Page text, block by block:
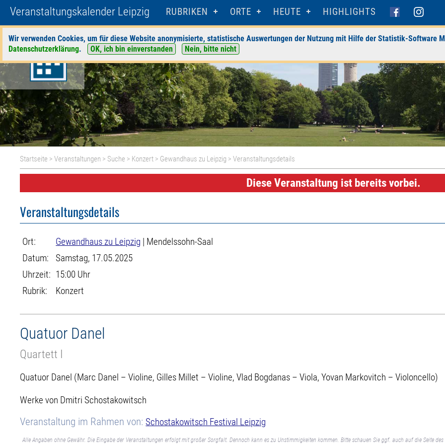
Veranstaltungskalender Leipzig RUBRIKEN ORTE HEUTE HIGHLIGHTS
Wir verwenden Cookies, um für diese Website anonymisierte, statistische Auswertungen der Nutzung mit Hilfe der Statistik-Software
Datenschutzerklärung. OK, ich bin einverstanden Nein, bitte nicht
Startseite >Veranstaltungen > Suche > Konzert > Gewandhaus zu Leipzig > Veranstaltungsdetails
Diese Veranstaltung ist bereits vorbei.
Veranstaltungsdetails
Ort: Gewandhaus zu Leipzig | Mendelssohn-Saal
Datum:
Samstag, 17.05.2025
Uhrzeit: 15:00 Uhr
Rubrik:
Konzert
Quatuor Danel
Quartett I
Quatuor Danel (Marc Danel – Violine, Gilles Millet – Violine, Vlad Bogdanas – Viola, Yovan Markovitch – Violoncello)
Werke von Dmitri Schostakowitsch
Veranstaltung im Rahmen von: Schostakowitsch Festival Leipzig
Alle Angaben ohne Gewähr. Die Eingabe der Veranstaltungen erfolgt mit großer Sorgfalt. Dennoch kann es zu Unstimmigkeiten kommen. Bitte schauen Sie ggf. auch auf die Seite